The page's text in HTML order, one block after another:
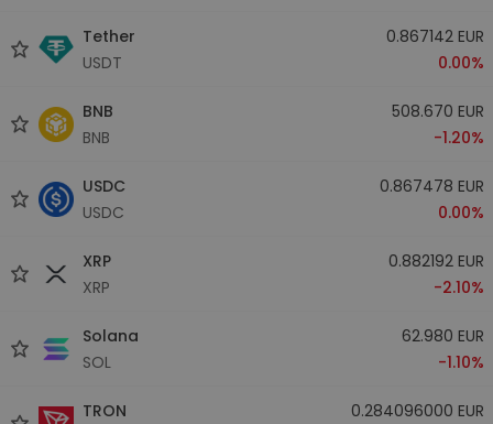
Tether
USDT
0.867142 EUR
0.00%
BNB
BNB
508.670 EUR
-1.20%
USDC
USDC
0.867478 EUR
0.00%
XRP
XRP
0.882192 EUR
-2.10%
Solana
SOL
62.980 EUR
-1.10%
TRON
0.284096000 EUR